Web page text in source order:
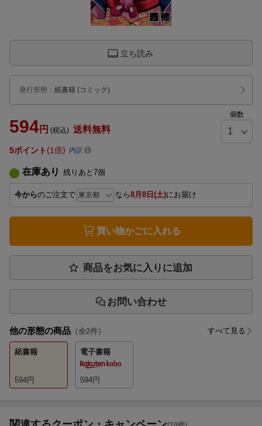
立ち読み
発行形態 ： 紙書籍 (コミック)
594円 (税込) 送料無料
個数
5ポイント 1倍 内訳
在庫あり 残りあと 7個
今からのご注文で なら8月8日(土)にお届け
買い物かごに入れる
商品をお気に入りに追加
お問い合わせ
他の形態の商品 （全2件） すべて見る
紙書籍
594円
電子書籍
594円